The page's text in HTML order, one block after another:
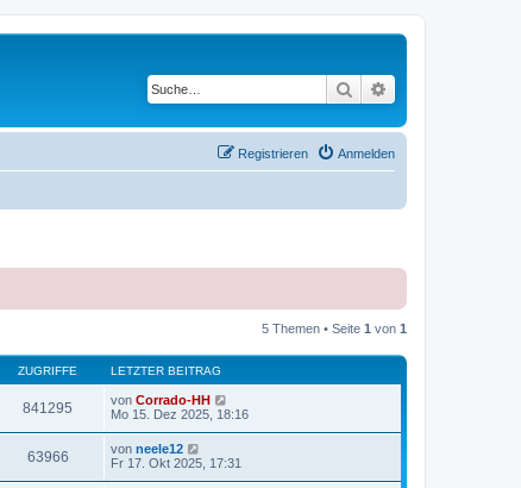
Suche
Anmelden
Registrieren
5 Themen • Seite 1 von 1
ZUGRIFFE LETZTER BEITRAG
841295 von Corrado-HH
Mo 15. Dez 2025, 18:16
63966 von neele12
Fr 17. Okt 2025, 17:31